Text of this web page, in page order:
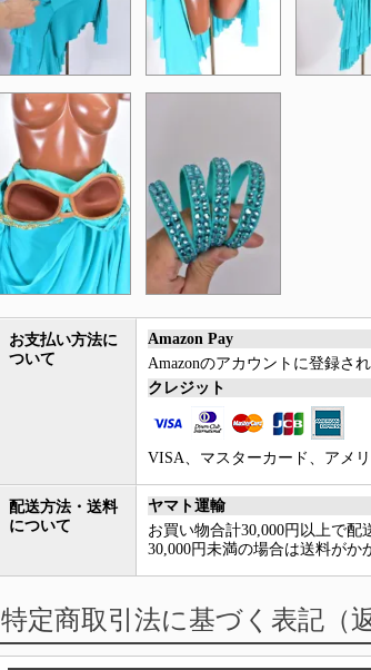
お支払い方法に
ついて
Amazon Pay
Amazonのアカウントに登録さ
クレジット
VISA、マスターカード、アメ
配送方法・送料
について
ヤマト運輸
お買い物合計30,000円以上で配
30,000円未満の場合は送料がか
特定商取引法に基づく表記（